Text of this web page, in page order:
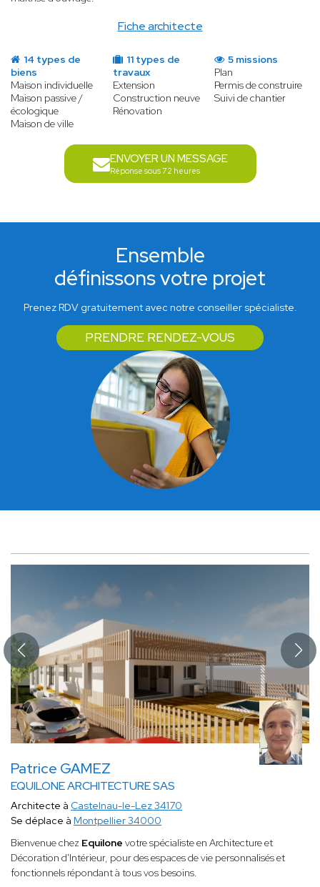
Fiche architecte
14 types de
biens
Maison individuelle
Maison passive /
écologique
Maison de ville
11 types de
travaux
Extension
Construction neuve
Rénovation
5 missions
Plan
Permis de construire
Suivi de chantier
ENVOYER UN MESSAGE
Réponse sous 72 heures
Ensemble
définissons votre projet
Prenez RDV gratuitement avec notre conseiller spécialiste.
PRENDRE RENDEZ-VOUS
Patrice GAMEZ
EQUILONE ARCHITECTURE SAS
Architecte à Castelnau-le-Lez 34170
Se déplace à Montpellier 34000
Bienvenue chez Equilone votre spécialiste en Architecture et
Décoration d'Intérieur, pour des espaces de vie personnalisés et
fonctionnels répondant à tous vos besoins.